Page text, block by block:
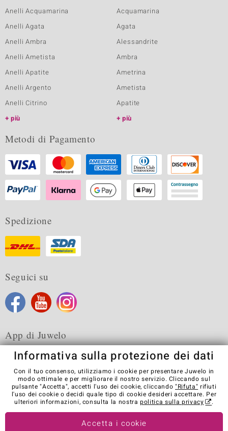
Anelli Acquamarina
Anelli Agata
Anelli Ambra
Anelli Ametista
Anelli Apatite
Anelli Argento
Anelli Citrino
più
Acquamarina
Agata
Alessandrite
Ambra
Ametrina
Ametista
Apatite
più
Metodi di Pagamento
Spedizione
Seguici su
App di Juwelo
Condizioni generali di vendita Informativa Privacy
Cookies
Note legali
Contatti
Recedere dal contratto
Visit our stores in other countries:
Informativa sulla protezione dei dati
Con il tuo consenso, utilizziamo i cookie per presentare Juwelo in
modo ottimale e per migliorare il nostro servizio. Cliccando sul
pulsante "Accetta", accetti l'uso dei cookie, cliccando "Rifuta" rifiuti
l'uso dei cookie o decidi quale tipo di cookie desideri accettare. Per
ulteriori informazioni, consulta la nostrapolitica sulla privacy .
Accetta i cookie